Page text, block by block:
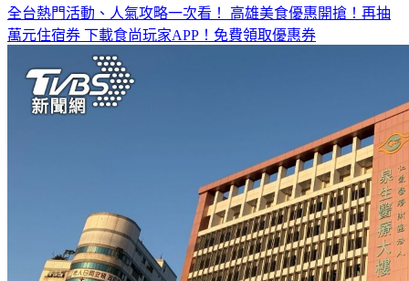
全台熱門活動、人氣攻略一次看！ 高雄美食優惠開搶！再抽
萬元住宿券 下載食尚玩家APP！免費領取優惠券